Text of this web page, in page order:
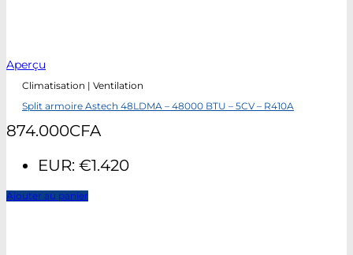
Aperçu
Climatisation | Ventilation
Split armoire Astech 48LDMA – 48000 BTU – 5CV – R410A
874.000CFA
EUR: €1.420
Ajouter au panier